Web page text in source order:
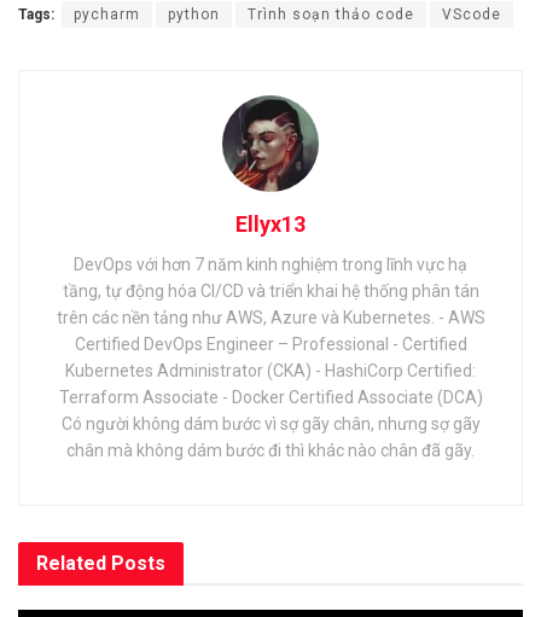
Tags: pycharm python Trình soạn thảo code VScode
Ellyx13
DevOps với hơn 7 năm kinh nghiệm trong lĩnh vực hạ
tầng, tự động hóa CI/CD và triển khai hệ thống phân tán
trên các nền tảng như AWS, Azure và Kubernetes. - AWS
Certified DevOps Engineer – Professional - Certified
Kubernetes Administrator (CKA) - HashiCorp Certified:
Terraform Associate - Docker Certified Associate (DCA)
Có người không dám bước vì sợ gãy chân, nhưng sợ gãy
chân mà không dám bước đi thì khác nào chân đã gãy.
Related Posts